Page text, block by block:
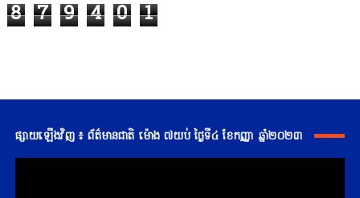
8 7 9 4 0 1
ផ្សាយឡើងវិញ ៖ ព័ត៌មានជាតិ ម៉ោង ៧យប់ ថ្ងៃទី៤ ខែកញ្ញា ឆ្នាំ២០២៣